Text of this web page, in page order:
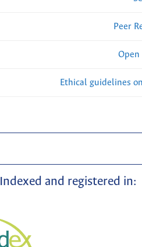
Peer
Open
Ethical guidelines
Indexed and registered in: